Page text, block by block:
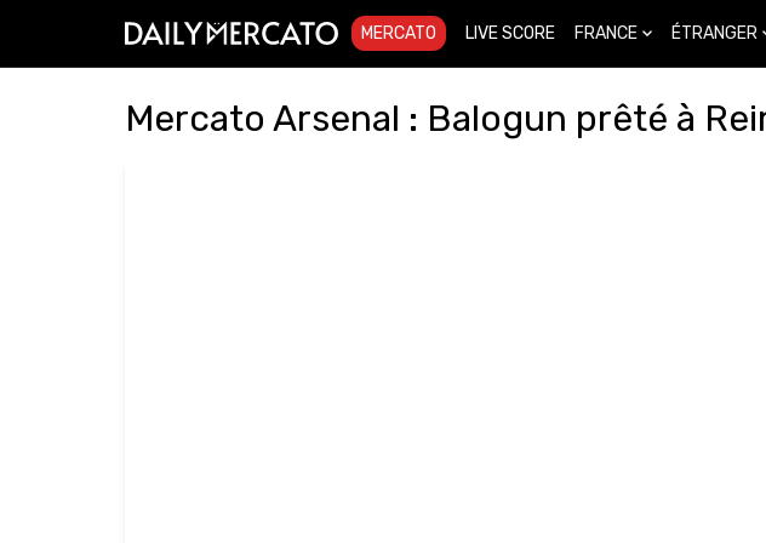
MERCATO LIVE SCORE FRANCE ÉTRANGER
Mercato Arsenal : Balogun prêté à